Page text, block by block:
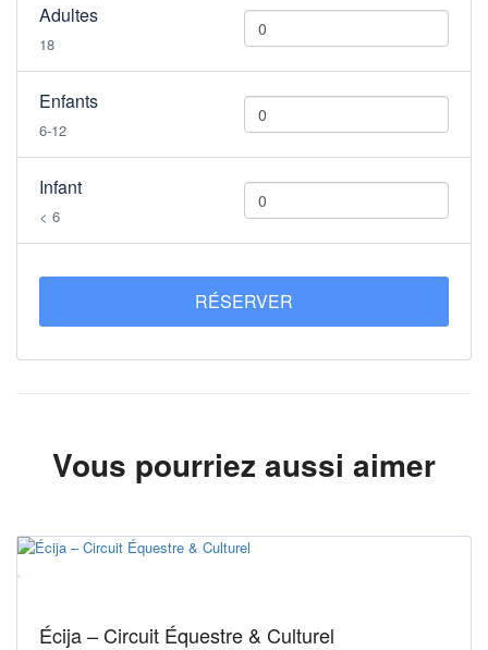
Adultes
18
Enfants
6-12
Infant
< 6
RÉSERVER
Vous pourriez aussi aimer
Écija – Circuit Équestre & Culturel